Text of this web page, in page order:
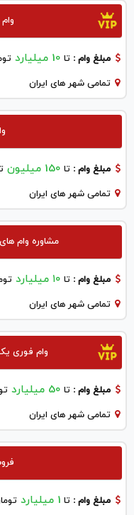
وام
مبلغ وام : تا 10 میلیارد
تمامی شهر های ایران
مبلغ وام : تا 150 میلیون
تمامی شهر های ایران
مشاوره وام های
مبلغ وام : تا ۱۰ میلیارد
تمامی شهر های ایران
وام فوری
مبلغ وام : تا 50 میلیارد
تمامی شهر های ایران
فروش
مبلغ وام : تا 1 میلیارد